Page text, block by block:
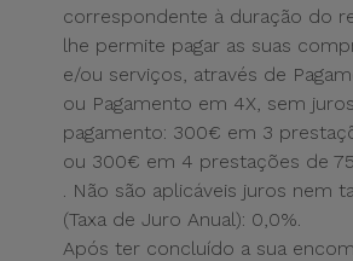
correspondente à duração do
lhe permite pagar as suas
e/ou serviços, através de
ou Pagamento em 4X, sem
pagamento: 300€ em 3
ou 300€ em 4 prestações de
. Não são aplicáveis juros nem
(Taxa de Juro Anual): 0,0%.
Após ter concluído a sua